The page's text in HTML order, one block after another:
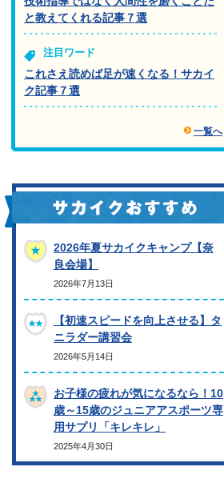
と教えてくれる記事７選
注目ワード
これさえ読めば足が速くなる！サカイ
ク記事７選
一覧へ
2026年夏サカイクキャンプ【奈
良会場】
2026年7月13日
【初速スピードを向上させる】タ
ニラダー講習会
2026年5月14日
お子様の疲れが気になるなら！10
歳～15歳のジュニアアスポーツ専
用サプリ「キレキレ」
2025年4月30日